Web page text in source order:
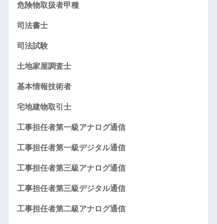
危険物取扱者甲種
司法書士
司法試験
土地家屋調査士
基本情報技術者
宅地建物取引士
工事担任者第一級アナログ通信
工事担任者第一級デジタル通信
工事担任者第三級アナログ通信
工事担任者第三級デジタル通信
工事担任者第二級アナログ通信